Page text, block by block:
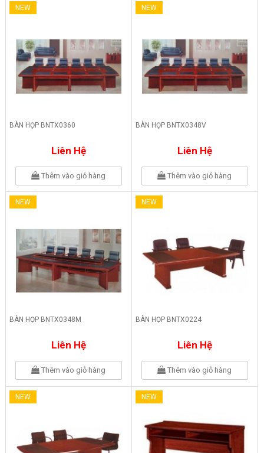
NEW
BÀN HỌP BNTX0360
Liên Hệ
Thêm vào giỏ hàng
NEW
BÀN HỌP BNTX0348V
Liên Hệ
Thêm vào giỏ hàng
NEW
BÀN HỌP BNTX0348M
Liên Hệ
Thêm vào giỏ hàng
NEW
BÀN HỌP BNTX0224
Liên Hệ
Thêm vào giỏ hàng
NEW NEW